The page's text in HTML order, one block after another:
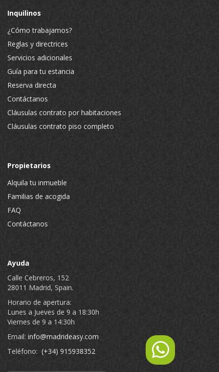
Inquilinos
¿Cómo trabajamos?
Reglas y directrices
Servicios adicionales
Guía para tu estancia
Reserva directa
Contáctanos
Cláusulas contrato por habitaciones
Cláusulas contrato piso completo
Propietarios
Alquila tu inmueble
Familias de acogida
FAQ
Contáctanos
Ayuda
Calle Cebreros, 152
28011 Madrid, Spain.
Horario de apertura:
Lunes a Jueves de 9 a 18:30h
Viernes de 9 a 14:30h
Email: info@madrideasy.com
Teléfono: (+34) 915938352